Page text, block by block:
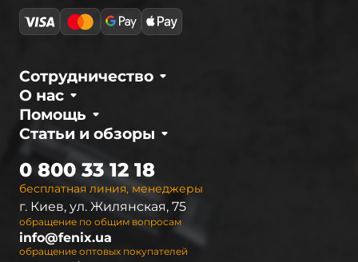
О нас
Сотрудничество
Статьи и обзоры
Помощь
бесплатная линия, менеджеры
0 800 33 12 18
г. Киев, ул. Жилянская, 75
обращение по общим вопросам
info@fenix.ua
обращение оптовых покупателей